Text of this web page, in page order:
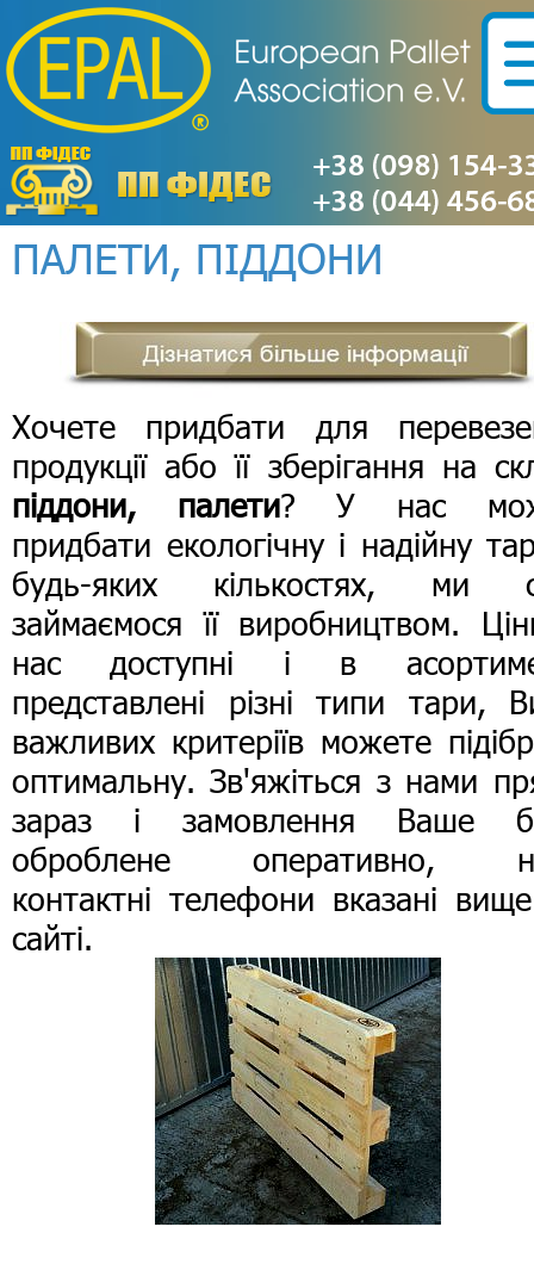
ПАЛЕТИ, ПІДДОНИ
Хочете придбати для
продукції або її зберігання на
піддони, палети? У нас
придбати екологічну і надійну
будь-яких кількостях, ми
займаємося її виробництвом.
нас доступні і в
представлені різні типи тари,
важливих критеріїв можете
оптимальну. Зв'яжіться з нами
зараз і замовлення Ваше
оброблене оперативно,
контактні телефони вказані
сайті.